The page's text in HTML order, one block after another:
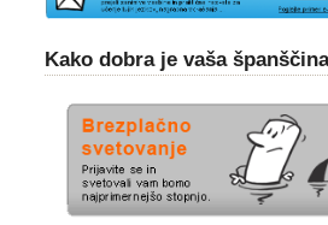
Kako dobra je vaša